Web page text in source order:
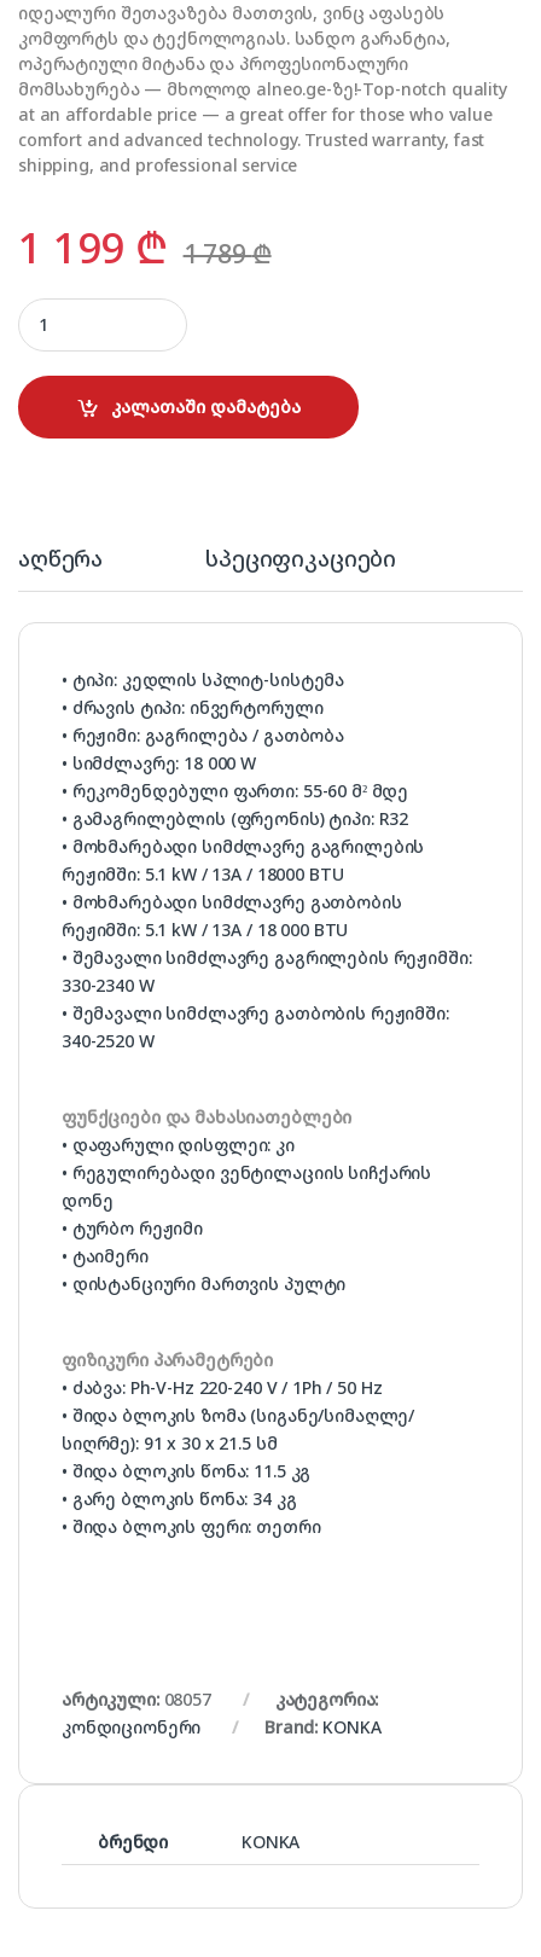
იდეალური შეთავაზება მათთვის, ვინც აფასებს
კომფორტს და ტექნოლოგიას. სანდო გარანტია,
ოპერატიული მიტანა და პროფესიონალური
მომსახურება — მხოლოდ alneo.ge-ზე!-Top-notch quality
at an affordable price — a great offer for those who value
comfort and advanced technology. Trusted warranty, fast
shipping, and professional service
1 199 ₾ 1 789₾
KONKA KAC 18000W INVERTER (55-60 მ²) quantity
კალათაში დამატება
აღწერა სპეციფიკაციები
• ტიპი: კედლის სპლიტ-სისტემა
• ძრავის ტიპი: ინვერტორული
• რეჟიმი: გაგრილება / გათბობა
• სიმძლავრე: 18 000 W
• რეკომენდებული ფართი: 55-60 მ² მდე
• გამაგრილებლის (ფრეონის) ტიპი: R32
• მოხმარებადი სიმძლავრე გაგრილების
რეჟიმში: 5.1 kW / 13A / 18000 BTU
• მოხმარებადი სიმძლავრე გათბობის
რეჟიმში: 5.1 kW / 13A / 18 000 BTU
• შემავალი სიმძლავრე გაგრილების რეჟიმში:
330-2340 W
• შემავალი სიმძლავრე გათბობის რეჟიმში:
340-2520 W
ფუნქციები და მახასიათებლები
• დაფარული დისფლეი: კი
• რეგულირებადი ვენტილაციის სიჩქარის
დონე
• ტურბო რეჟიმი
• ტაიმერი
• დისტანციური მართვის პულტი
ფიზიკური პარამეტრები
• ძაბვა: Ph-V-Hz 220-240 V / 1Ph / 50 Hz
• შიდა ბლოკის ზომა (სიგანე/სიმაღლე/
სიღრმე): 91 x 30 x 21.5 სმ
• შიდა ბლოკის წონა: 11.5 კგ
• გარე ბლოკის წონა: 34 კგ
• შიდა ბლოკის ფერი: თეთრი
არტიკული: 08057
კატეგორია:
კონდიციონერი
Brand: KONKA
ბრენდი KONKA